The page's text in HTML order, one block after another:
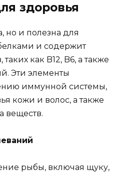
здоровья
но и полезна для
и содержит
как B12, B6, а также
Эти элементы
иммунной системы,
кожи и волос, а также
веществ.
рыбы, включая щуку,